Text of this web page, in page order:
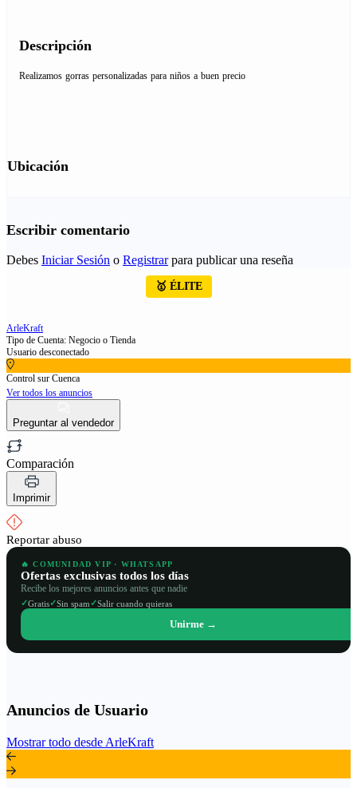
Descripción
Realizamos gorras personalizadas para niños a buen precio
Ubicación
Escribir comentario
Debes Iniciar Sesión o Registrarpara publicar una reseña
🥇 ÉLITE
ArleKraft
Tipo de Cuenta: Negocio o Tienda
Usuario desconectado
Control sur Cuenca
Ver todos los anuncios
Preguntar al vendedor
Comparación
Imprimir
Reportar abuso
🔥 COMUNIDAD VIP · WHATSAPP
Ofertas exclusivas todos los días
Recibe los mejores anuncios antes que nadie
✓Gratis✓Sin spam✓Salir cuando quieras
Unirme →
Anuncios de Usuario
Mostrar todo desde ArleKraft